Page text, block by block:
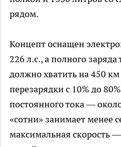
рядом.
Концепт оснащен
226 л.с., а полного заряда
должно хватить на 450
перезарядки с 10% до
постоянного тока —
«сотни» занимает менее
максимальная скорость